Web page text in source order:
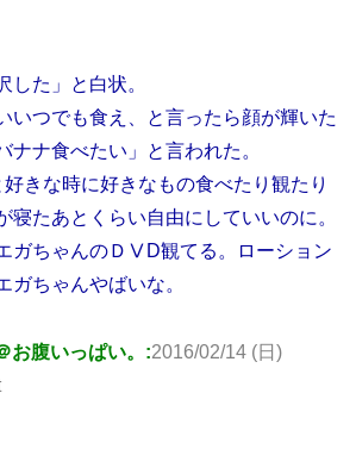
した」と白状。
いつでも食え、と言ったら顔が輝いた
ナナ食べたい」と言われた。
きな時に好きなもの食べたり観たり
寝たあとくらい自由にしていいのに。
ガちゃんのＤⅤD観てる。ローション
ガちゃんやばいな。
お腹いっぱい。:2016/02/14 (日)